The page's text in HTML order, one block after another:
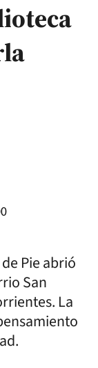
Pie abrió
San
La